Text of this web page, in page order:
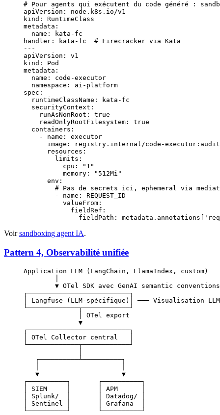
# Pour agents qui exécutent du code généré :
apiVersion : node.k8s.io/v1
kind : RuntimeClass
metadata :
  name
:
kata-fc
handler : kata-fc
  # Firecracker via Kata
---
apiVersion : v1
kind : Pod
metadata :
  name
: code-executor
  namespace
: ai-platform
spec :
  runtimeClassName
:
kata-fc
  securityContext
:
    runAsNonRoot
: true
    readOnlyRootFilesystem
: true
  containers
:
    -
name : executor
      image
:
registry.internal/code-
      resources
:
        limits
:
          cpu
:
"1"
          memory
:
"512Mi"
      env
:
# Pas de secrets ici, ephemeral via
        -
name : REQUEST_ID
          valueFrom
:
            fieldRef
:
              fieldPath
:
Voirsandboxing agent IA.
Pattern 4, Observabilité unifiée
Application LLM (LangChain, LlamaIndex, custom)
        ▼ OTel SDK avec GenAI semantic conventions
┌──────────────────────────┐
│ Langfuse (LLM-spécifique)│ ─── Visualisation
└─────────────┬────────────┘
              │ OTel export
              ▼
┌──────────────────────────┐
│ OTel Collector central   │
└─────────────┬────────────┘
   ┌──────────┴──────────┐
   ▼                     ▼
┌──────────┐       ┌──────────┐
│ SIEM     │       │ APM      │
│ Splunk/  │       │ Datadog/ │
│ Sentinel │       │ Grafana  │
└──────────┘       └──────────┘